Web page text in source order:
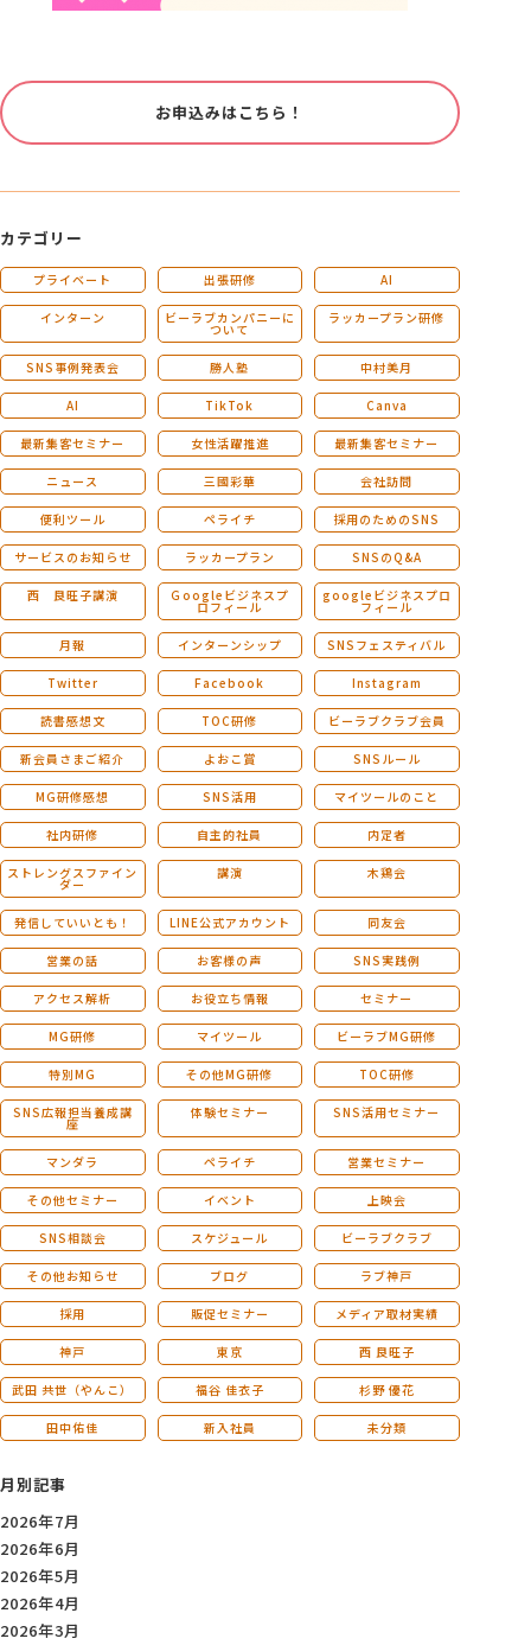
お申込みはこちら！
カテゴリー
プライベート 出張研修 AI
インターン ビーラブカンパニーに
ついて
ラッカープラン研修
SNS事例発表会 勝人塾 中村美月
AI TikTok Canva
最新集客セミナー 女性活躍推進 最新集客セミナー
ニュース 三國彩華 会社訪問
便利ツール ペライチ 採用のためのSNS
サービスのお知らせ ラッカープラン SNSのQ&A
西 良旺子講演 Ｇoogleビジネスプ
ロフィール
googleビジネスプロ
フィール
月報 インターンシップ SNSフェスティバル
Twitter Facebook Instagram
読書感想文 TOC研修 ビーラブクラブ会員
新会員さまご紹介 よおこ賞 SNSルール
MG研修感想 SNS活用 マイツールのこと
社内研修 自主的社員 内定者
ストレングスファイン
ダー
講演 木鶏会
発信していいとも！ LINE公式アカウント 同友会
営業の話 お客様の声 SNS実践例
アクセス解析 お役立ち情報 セミナー
MG研修 マイツール ビーラブMG研修
特別MG その他MG研修 TOC研修
SNS広報担当養成講
座
体験セミナー SNS活用セミナー
マンダラ ペライチ 営業セミナー
その他セミナー イベント 上映会
SNS相談会 スケジュール ビーラブクラブ
その他お知らせ ブログ ラブ神戸
採用 販促セミナー メディア取材実績
神戸 東京 西 良旺子
武田 共世（やんこ） 福谷 佳衣子 杉野 優花
田中佑佳 新入社員 未分類
月別記事
2026年7月
2026年6月
2026年5月
2026年4月
2026年3月